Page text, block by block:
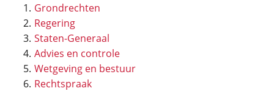
Grondrechten
Regering
Staten-Generaal
Advies en controle
Wetgeving en bestuur
Rechtspraak